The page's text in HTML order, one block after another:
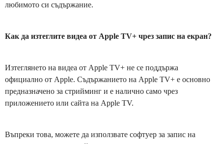
любимото си съдържание.
Как да изтеглите видеа от Apple TV+ чрез запис на екран?
Изтеглянето на видеа от Apple TV+ не се поддържа
официално от Apple. Съдържанието на Apple TV+ е основно
предназначено за стрийминг и е налично само чрез
приложението или сайта на Apple TV.
Въпреки това, можете да използвате софтуер за запис на